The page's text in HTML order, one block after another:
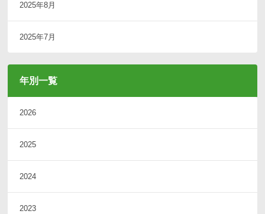
2025年8月
2025年7月
年別一覧
2026
2025
2024
2023